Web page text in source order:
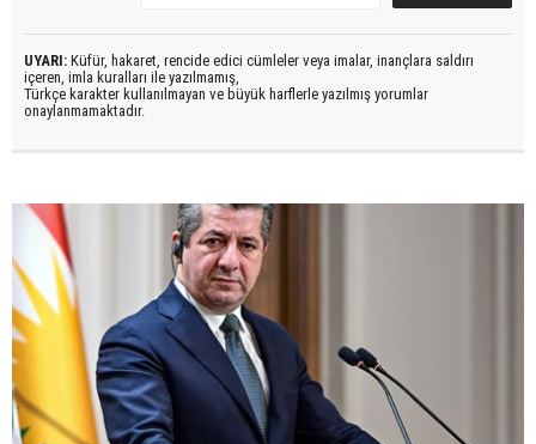
UYARI: Küfür, hakaret, rencide edici cümleler veya imalar, inançlara saldırı
içeren, imla kuralları ile yazılmamış,
Türkçe karakter kullanılmayan ve büyük harflerle yazılmış yorumlar
onaylanmamaktadır.